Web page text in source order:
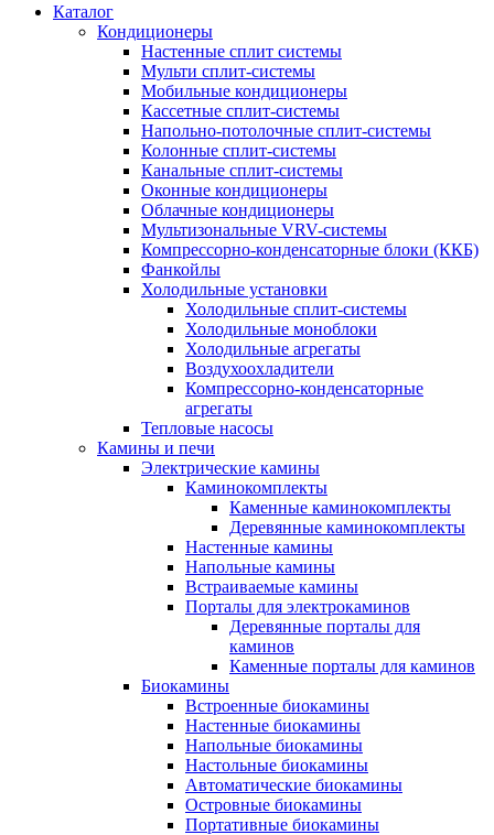
Каталог
Кондиционеры
Настенные сплит системы
Мульти сплит-системы
Мобильные кондиционеры
Кассетные сплит-системы
Напольно-потолочные сплит-системы
Колонные сплит-системы
Канальные сплит-системы
Оконные кондиционеры
Облачные кондиционеры
Мультизональные VRV-системы
Компрессорно-конденсаторные блоки (ККБ)
Фанкойлы
Холодильные установки
Холодильные сплит-системы
Холодильные моноблоки
Холодильные агрегаты
Воздухоохладители
Компрессорно-конденсаторные
агрегаты
Тепловые насосы
Камины и печи
Электрические камины
Каминокомплекты
Каменные каминокомплекты
Деревянные каминокомплекты
Настенные камины
Напольные камины
Встраиваемые камины
Порталы для электрокаминов
Деревянные порталы для
каминов
Каменные порталы для каминов
Биокамины
Встроенные биокамины
Настенные биокамины
Напольные биокамины
Настольные биокамины
Автоматические биокамины
Островные биокамины
Портативные биокамины